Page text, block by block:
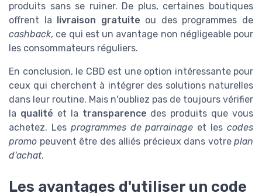
produits sans se ruiner. De plus, certaines boutiques
offrent la
livraison gratuite ou des programmes de
cashback, ce qui est un avantage non négligeable pour
les consommateurs réguliers.
En conclusion, le CBD est une option intéressante pour
ceux qui cherchent à intégrer des solutions naturelles
dans leur routine. Mais n'oubliez pas de toujours vérifier
la qualité et la transparence des produits que vous
achetez. Les programmes de parrainage et lescodes
promo peuvent être des alliés précieux dans votre plan
d'achat.
Les avantages d'utiliser un code